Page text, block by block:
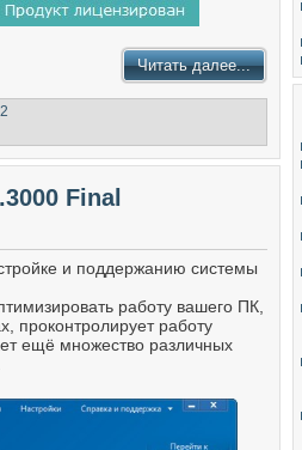
Читать далее...
2
Final
и поддержанию системы
работу вашего ПК,
проконтролирует работу
ещё множество различных